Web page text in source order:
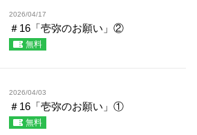
2026/04/17
＃16「壱弥のお願い」②
無料
2026/04/03
＃16「壱弥のお願い」①
無料